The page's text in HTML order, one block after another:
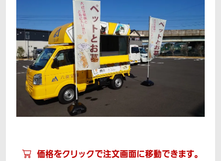
価格をクリックで注文画面に移動できます。